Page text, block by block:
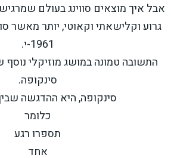
אבל איך מוצאים סווינג בעולם
גרוע וקלישאתי וקאוטי, יותר מאשר
1961-י.
התשובה טמונה במושג מוזיקלי
סינקופה.
סינקופה, היא ההדגשה
כלומר
תספרו רגע
אחד